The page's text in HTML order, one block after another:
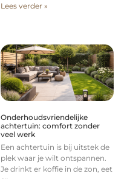
Lees verder »
Onderhoudsvriendelijke
achtertuin: comfort zonder
veel werk
Een achtertuin is bij uitstek de
plek waar je wilt ontspannen.
Je drinkt er koffie in de zon, eet